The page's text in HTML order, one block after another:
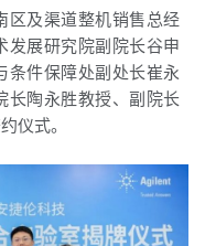
区及渠道整机销售总经
发展研究院副院长谷申
条件保障处副处长崔永
长陶永胜教授、副院长
仪式。